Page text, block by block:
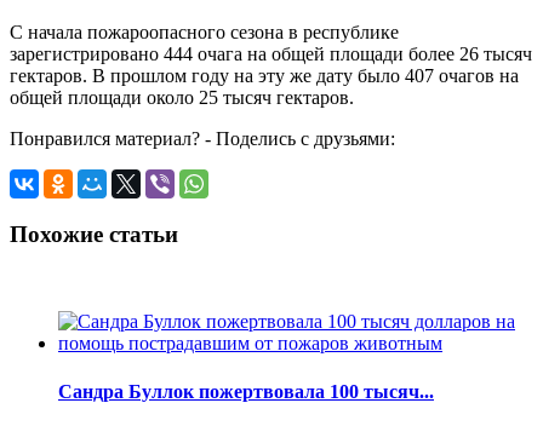
С начала пожароопасного сезона в республике
зарегистрировано 444 очага на общей площади более 26 тысяч
гектаров. В прошлом году на эту же дату было 407 очагов на
общей площади около 25 тысяч гектаров.
Понравился материал? - Поделись с друзьями:
Похожие статьи
Сандра Буллок пожертвовала 100 тысяч...